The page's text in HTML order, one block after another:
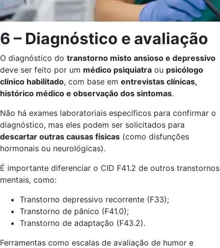
6 – Diagnóstico e avaliação
O diagnóstico do transtorno misto ansioso e depressivo
deve ser feito por um médico psiquiatra ou psicólogo
clínico habilitado, com base em entrevistas clínicas,
histórico médico e observação dos sintomas.
Não há exames laboratoriais específicos para confirmar o
diagnóstico, mas eles podem ser solicitados para
descartar outras causas físicas (como disfunções
hormonais ou neurológicas).
É importante diferenciar o CID F41.2 de outros transtornos
mentais, como:
Transtorno depressivo recorrente (F33);
Transtorno de pânico (F41.0);
Transtorno de adaptação (F43.2).
Ferramentas como escalas de avaliação de humor e